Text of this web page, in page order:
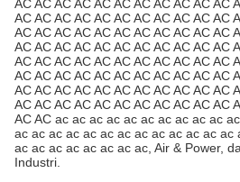
AC AC AC AC AC AC AC AC AC AC AC
AC AC AC AC AC AC AC AC AC AC AC
AC AC AC AC AC AC AC AC AC AC AC
AC AC AC AC AC AC AC AC AC AC AC
AC AC AC AC AC AC AC AC AC AC AC
AC AC AC AC AC AC AC AC AC AC AC
AC AC AC AC AC AC AC AC AC AC AC
AC AC AC AC AC AC AC AC AC AC AC
AC AC ac ac ac ac ac ac ac ac ac ac
ac ac ac ac ac ac ac ac ac ac ac ac ac
ac ac ac ac ac ac ac ac, Air & Power,
Industri.